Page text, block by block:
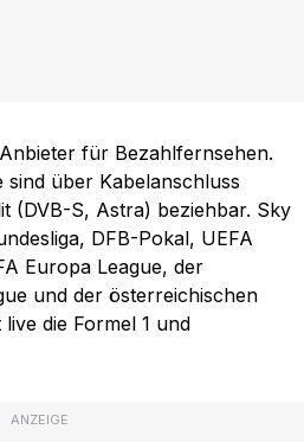
für Bezahlfernsehen.
sind über Kabelanschluss
(DVB-S, Astra) beziehbar. Sky
DFB-Pokal, UEFA
Europa League, der
und der österreichischen
die Formel 1 und
ANZEIGE